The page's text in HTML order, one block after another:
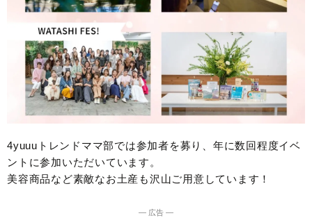
4yuuuトレンドママ部では参加者を募り、年に数回程度イベ
ントに参加いただいています。
美容商品など素敵なお土産も沢山ご用意しています！
― 広告 ―